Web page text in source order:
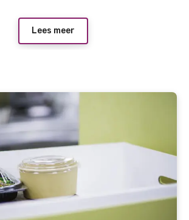
Lees meer